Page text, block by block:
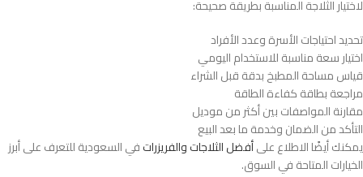
لاختيار الثلاجة المناسبة بطريقة صحيحة:
تحديد احتياجات الأسرة وعدد الأفراد
اختيار سعة مناسبة للاستخدام اليومي
قياس مساحة المطبخ بدقة قبل الشراء
مراجعة بطاقة كفاءة الطاقة
مقارنة المواصفات بين أكثر من موديل
التأكد من الضمان وخدمة ما بعد البيع
يمكنك أيضًا الاطلاع علىأفضل الثلاجات والفريزراتفي السعودية للتعرف على أبرز
الخيارات المتاحة في السوق.